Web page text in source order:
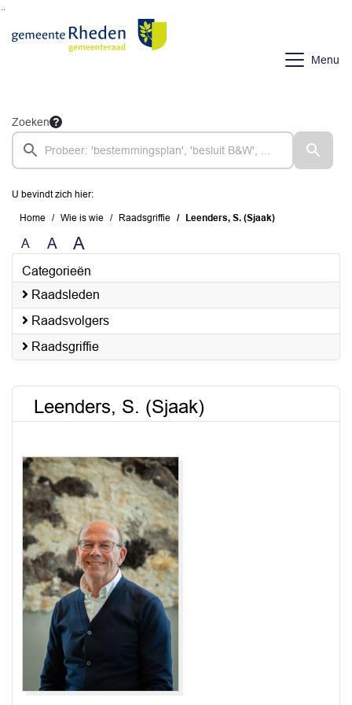
Ga naar de inhoud van deze pagina
Menu
Zoeken
U bevindt zich hier:
Home Wie is wie Raadsgriffie Leenders, S. (Sjaak)
A A A
Categorieën
Raadsleden
Raadsvolgers
Raadsgriffie
Leenders, S. (Sjaak)